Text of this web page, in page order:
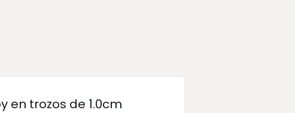
en trozos de 1.0cm